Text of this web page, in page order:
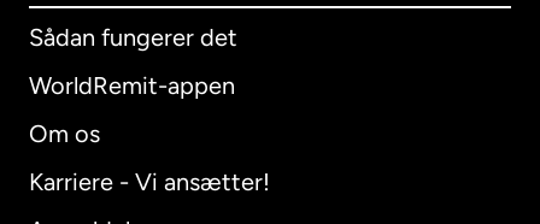
Sådan fungerer det
WorldRemit-appen
Om os
Karriere - Vi ansætter!